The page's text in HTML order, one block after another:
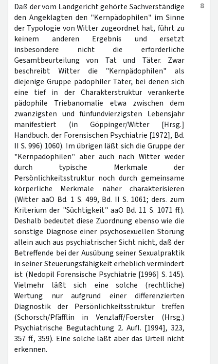
8
Daß der vom Landgericht gehörte Sachverständige
den Angeklagten den "Kernpädophilen" im Sinne
der Typologie von Witter zugeordnet hat, führt zu
keinem anderen Ergebnis und ersetzt
insbesondere nicht die erforderliche
Gesamtbeurteilung von Tat und Täter. Zwar
beschreibt Witter die "Kernpädophilen" als
diejenige Gruppe pädophiler Täter, bei denen sich
eine tief in der Charakterstruktur verankerte
pädophile Triebanomalie etwa zwischen dem
zwanzigsten und fünfundvierzigsten Lebensjahr
manifestiert (in Göppinger/Witter [Hrsg.]
Handbuch. der Forensischen Psychiatrie [1972], Bd.
II S. 996) 1060). Im übrigen läßt sich die Gruppe der
"Kernpädophilen" aber auch nach Witter weder
durch typische Merkmale der
Persönlichkeitsstruktur noch durch gemeinsame
körperliche Merkmale näher charakterisieren
(Witter aaO Bd. 1 S. 499, Bd. II S. 1061; ders. zum
Kriterium der "Süchtigkeit" aaO Bd. 11 S. 1071 ff.).
Deshalb bedeutet diese Zuordnung ebenso wie die
sonstige Diagnose einer psychosexuellen Störung
allein auch aus psychiatrischer Sicht nicht, daß der
Betreffende bei der Ausübung seiner Sexualpraktik
in seiner Steuerungsfähigkeit erheblich vermindert
ist (Nedopil Forensische Psychiatrie [1996] S. 145).
Vielmehr läßt sich eine solche (rechtliche)
Wertung nur aufgrund einer differenzierten
Diagnostik der Persönlichkeitsstruktur treffen
(Schorsch/Pfäfflin in Venzlaff/Foerster (Hrsg.)
Psychiatrische Begutachtung 2. Aufl. [1994], 323,
357 ff., 359). Eine solche läßt aber das Urteil nicht
erkennen.